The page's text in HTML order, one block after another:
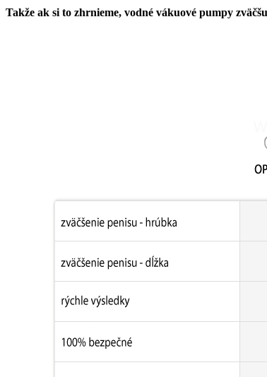
Takže ak si to zhrnieme, vodné vákuové pumpy